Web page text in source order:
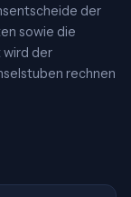
der
sowie die
wird der
rechnen